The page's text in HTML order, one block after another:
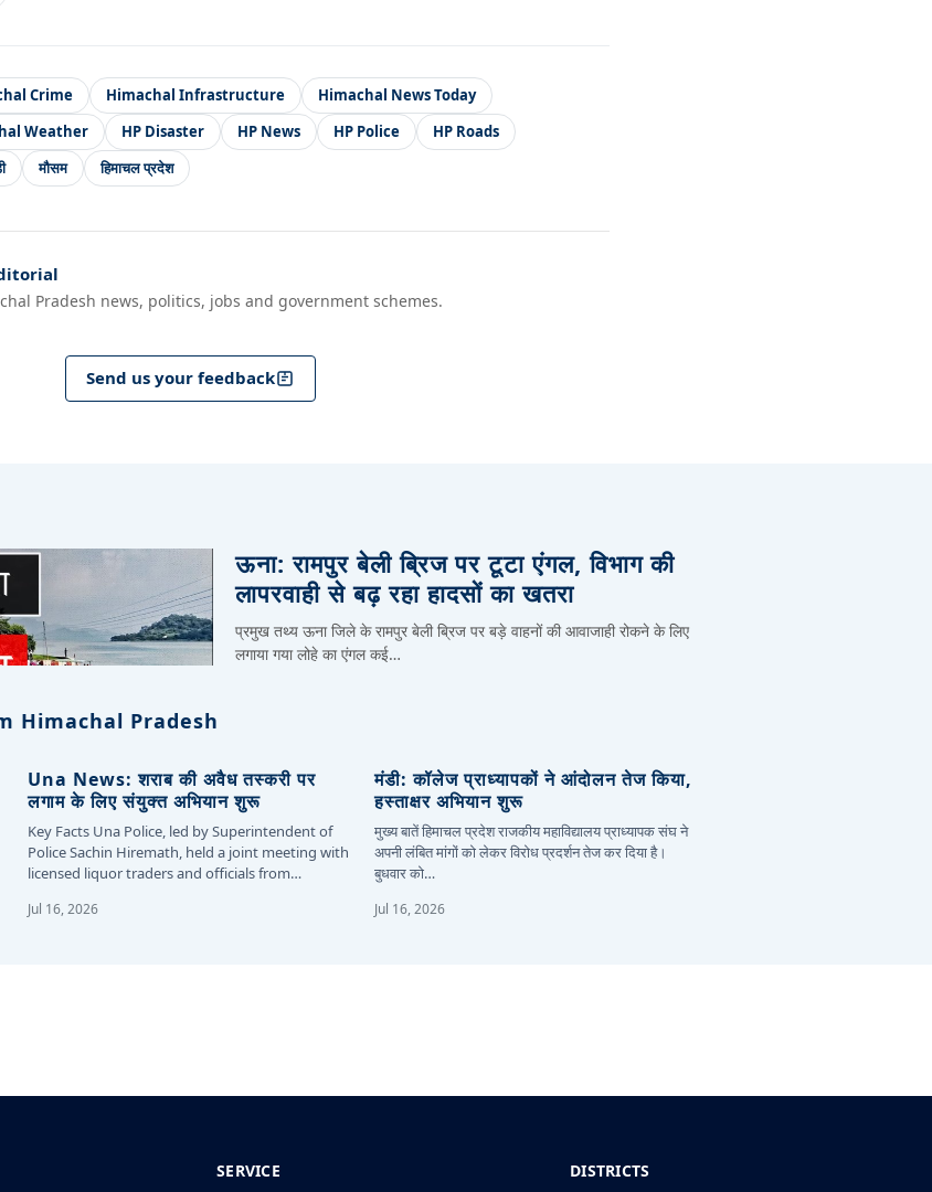
Crime Himachal Infrastructure
Himachal News Today
Weather HP Disaster HP News HP Police
HP Roads
मौसम हिमाचल प्रदेश
Pradesh news, politics, jobs and government schemes.
Send us your feedback
ऊना: रामपुर बेली ब्रिज पर टूटा एंगल, विभाग की
लापरवाही से बढ़ रहा हादसों का खतरा
प्रमुख तथ्य ऊना जिले के रामपुर बेली ब्रिज पर बड़े वाहनों की आवाजाही रोकने के लिए
लगाया गया लोहे का एंगल कई…
Himachal Pradesh
Una News: शराब की अवैध तस्करी पर
लगाम के लिए संयुक्त अभियान शुरू
Key Facts Una Police, led by Superintendent of
Police Sachin Hiremath, held a joint meeting with
licensed liquor traders and officials from…
Jul 16, 2026
मंडी: कॉलेज प्राध्यापकों ने आंदोलन तेज किया,
हस्ताक्षर अभियान शुरू
मुख्य बातें हिमाचल प्रदेश राजकीय महाविद्यालय प्राध्यापक संघ ने
अपनी लंबित मांगों को लेकर विरोध प्रदर्शन तेज कर दिया है।
बुधवार को…
Jul 16, 2026
SERVICE DISTRICTS